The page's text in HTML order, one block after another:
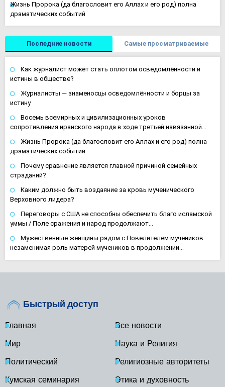
Жизнь Пророка (да благословит его Аллах и его род) полна
драматических событий
Последние новости Самые просматриваемые
Как журналист может стать оплотом осведомлённости и
истины в обществе?
Журналисты — знаменосцы осведомлённости и борцы за
истину
Восемь всемирных и цивилизационных уроков
сопротивления иранского народа в ходе третьей навязанной…
Жизнь Пророка (да благословит его Аллах и его род) полна
драматических событий
Почему сравнение является главной причиной семейных
страданий?
Каким должно быть воздаяние за кровь мученического
Верховного лидера?
Переговоры с США не способны обеспечить благо исламской
уммы / Поле сражения и народ продолжают…
Мужественные женщины рядом с Повелителем мучеников:
незаменимая роль матерей мучеников в продолжении…
Быстрый доступ
Главная
Все новости
Мир
Наука и Религия
Политический
Религиозные авторитеты
Кумская семинария
Этика и духовность